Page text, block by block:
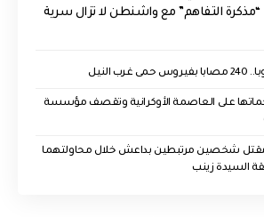
“مذكرة التفاهم” مع واشنطن لا تزال سرية
النيل
على العاصمة الأوكرانية وتقصف مؤسسة
مقتل شخصين مرتبطين بداعش خلال محاولتهما
السيدة زينب